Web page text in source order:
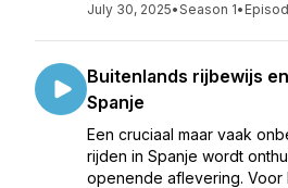
July 30, 2025•Season 1•
Buitenlands rijbewijs
Spanje
Een cruciaal maar vaak
rijden in Spanje wordt
openende aflevering. Voor